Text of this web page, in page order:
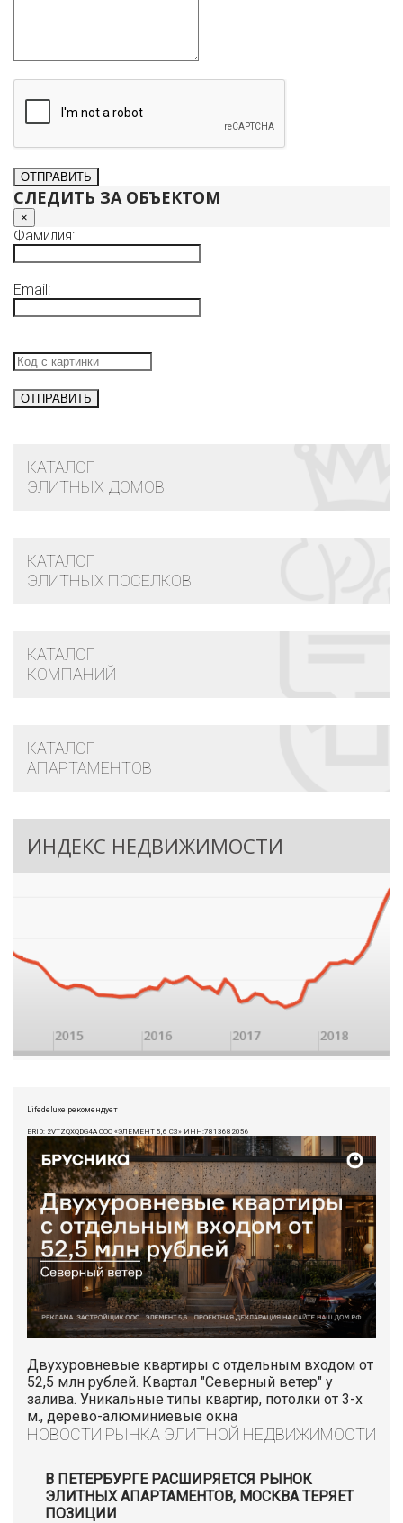
СЛЕДИТЬ ЗА ОБЪЕКТОМ
×
Фамилия:
Email:
КАТАЛОГ
ЭЛИТНЫХ ДОМОВ
КАТАЛОГ
ЭЛИТНЫХ ПОСЕЛКОВ
КАТАЛОГ
КОМПАНИЙ
КАТАЛОГ
АПАРТАМЕНТОВ
ИНДЕКС НЕДВИЖИМОСТИ
Lifedeluxe рекомендует
ERID: 2VTZQXQDG4A ООО «ЭЛЕМЕНТ 5,6 СЗ» ИНН:7813682056
Двухуровневые квартиры с отдельным входом от
52,5 млн рублей. Квартал "Северный ветер" у
залива. Уникальные типы квартир, потолки от 3-х
м., дерево-алюминиевые окна
НОВОСТИ РЫНКА ЭЛИТНОЙ НЕДВИЖИМОСТИ
В ПЕТЕРБУРГЕ РАСШИРЯЕТСЯ РЫНОК
ЭЛИТНЫХ АПАРТАМЕНТОВ, МОСКВА ТЕРЯЕТ
ПОЗИЦИИ